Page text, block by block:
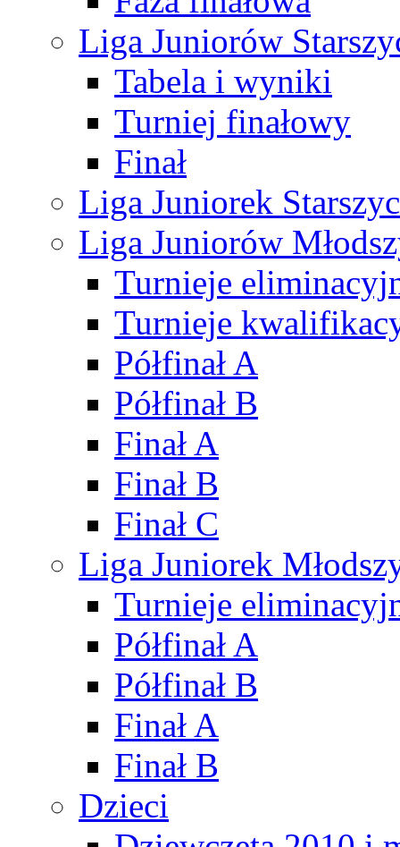
Liga Juniorów
Tabela i wyniki
Turniej finałowy
Finał
Liga Juniorek
Liga Juniorów
Turnieje
Turnieje
Półfinał A
Półfinał B
Finał A
Finał B
Finał C
Liga Juniorek
Turnieje
Półfinał A
Półfinał B
Finał A
Finał B
Dzieci